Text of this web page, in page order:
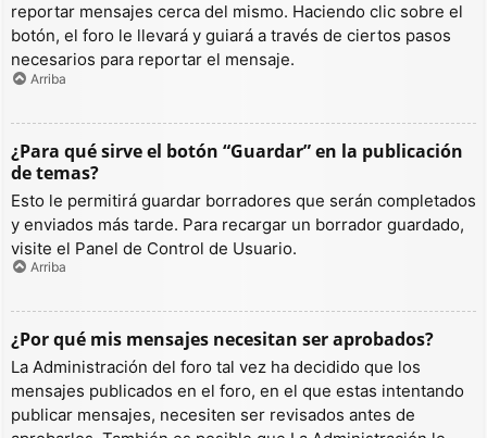
reportar mensajes cerca del mismo. Haciendo clic sobre el
botón, el foro le llevará y guiará a través de ciertos pasos
necesarios para reportar el mensaje.
Arriba
¿Para qué sirve el botón “Guardar” en la publicación
de temas?
Esto le permitirá guardar borradores que serán completados
y enviados más tarde. Para recargar un borrador guardado,
visite el Panel de Control de Usuario.
Arriba
¿Por qué mis mensajes necesitan ser aprobados?
La Administración del foro tal vez ha decidido que los
mensajes publicados en el foro, en el que estas intentando
publicar mensajes, necesiten ser revisados antes de